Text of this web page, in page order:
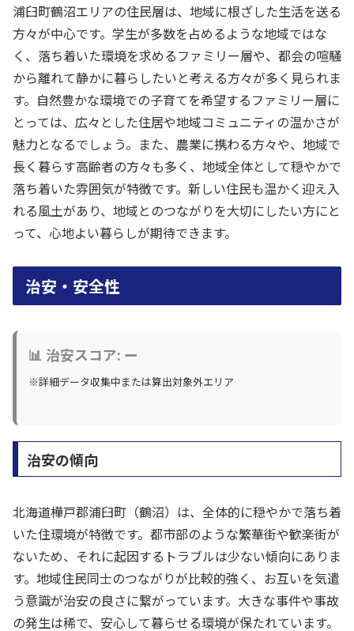
浦臼町鶴沼エリアの住民層は、地域に根ざした生活を送る
方々が中心です。学生が多数を占めるような地域ではな
く、落ち着いた環境を求めるファミリー層や、都会の喧騒
から離れて静かに暮らしたいと考える方々が多く見られま
す。自然豊かな環境での子育てを希望するファミリー層に
とっては、広々とした住居や地域コミュニティの温かさが
魅力となるでしょう。また、農業に携わる方々や、地域で
長く暮らす高齢者の方々も多く、地域全体として穏やかで
落ち着いた雰囲気が特徴です。新しい住民も温かく迎え入
れる風土があり、地域とのつながりを大切にしたい方にと
って、心地よい暮らしが期待できます。
治安・安全性
📊 治安スコア: ー
※詳細データ収集中または算出対象外エリア
治安の傾向
北海道樺戸郡浦臼町（鶴沼）は、全体的に穏やかで落ち着
いた住環境が特徴です。都市部のような繁華街や歓楽街が
ないため、それに起因するトラブルは少ない傾向にありま
す。地域住民同士のつながりが比較的強く、お互いを気遣
う意識が治安の良さに繋がっています。大きな事件や事故
の発生は稀で、安心して暮らせる環境が保たれています。